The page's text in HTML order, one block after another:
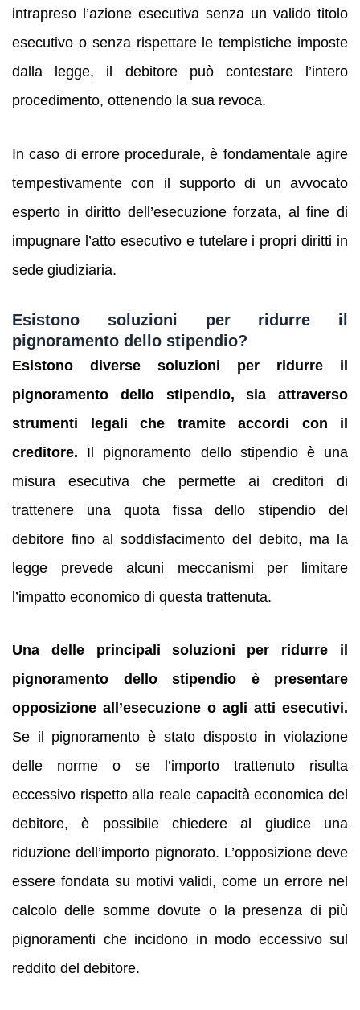
intrapreso l’azione esecutiva senza un valido titolo
esecutivo o senza rispettare le tempistiche imposte
dalla legge, il debitore può contestare l’intero
procedimento, ottenendo la sua revoca.
In caso di errore procedurale, è fondamentale agire
tempestivamente con il supporto di un avvocato
esperto in diritto dell’esecuzione forzata, al fine di
impugnare l’atto esecutivo e tutelare i propri diritti in
sede giudiziaria.
Esistono soluzioni per ridurre il
pignoramento dello stipendio?
Esistono diverse soluzioni per ridurre il
pignoramento dello stipendio, sia attraverso
strumenti legali che tramite accordi con il
creditore. Il pignoramento dello stipendio è una
misura esecutiva che permette ai creditori di
trattenere una quota fissa dello stipendio del
debitore fino al soddisfacimento del debito, ma la
legge prevede alcuni meccanismi per limitare
l’impatto economico di questa trattenuta.
Una delle principali soluzioni per ridurre il
pignoramento dello stipendio è presentare
opposizione all’esecuzione o agli atti esecutivi.
Se il pignoramento è stato disposto in violazione
delle norme o se l’importo trattenuto risulta
eccessivo rispetto alla reale capacità economica del
debitore, è possibile chiedere al giudice una
riduzione dell’importo pignorato. L’opposizione deve
essere fondata su motivi validi, come un errore nel
calcolo delle somme dovute o la presenza di più
pignoramenti che incidono in modo eccessivo sul
reddito del debitore.